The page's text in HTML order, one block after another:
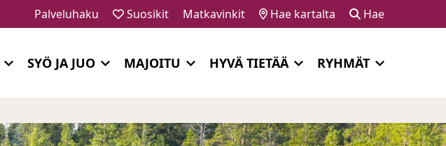
Palveluhaku Suosikit Matkavinkit Hae kartalta Hae
SYÖ JA JUO MAJOITU HYVÄ TIETÄÄ RYHMÄT